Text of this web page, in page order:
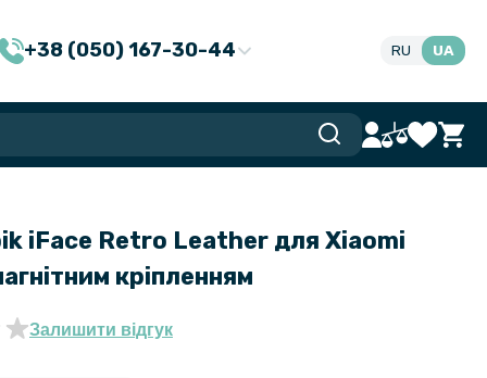
+38 (050) 167-30-44 RU UA
iFace Retro Leather для Xiaomi
кріпленням
Залишити відгук